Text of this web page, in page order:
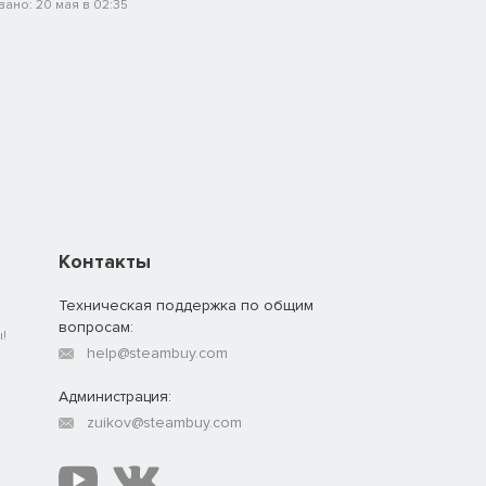
20 мая в 02:35
Контакты
Техническая поддержка по общим
вопросам:
help@steambuy.com
Администрация:
zuikov@steambuy.com